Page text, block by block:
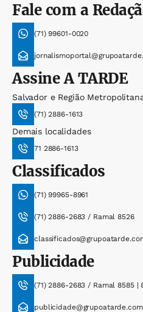
Fale com a
(71) 99601-0020
AssineA TARDE
Salvador e Região
(71) 2886-1613
Demais localidades
71 2886-1613
Classificados
(71) 99965-8961
(71) 2886-2683 / Ramal 8526
Publicidade
(71) 2886-2683 / Ramal 8585 |